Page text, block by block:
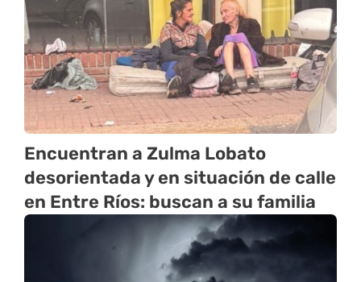
Encuentran a Zulma Lobato
desorientada y en situación de calle
en Entre Ríos: buscan a su familia